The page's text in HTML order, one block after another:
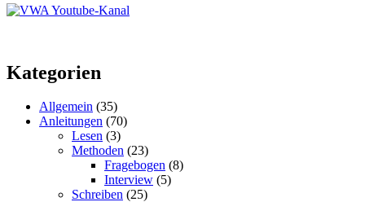
Kategorien
Allgemein (35)
Anleitungen (70)
Lesen (3)
Methoden (23)
Fragebogen (8)
Interview (5)
Schreiben (25)